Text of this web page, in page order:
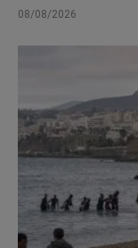
08/08/2026